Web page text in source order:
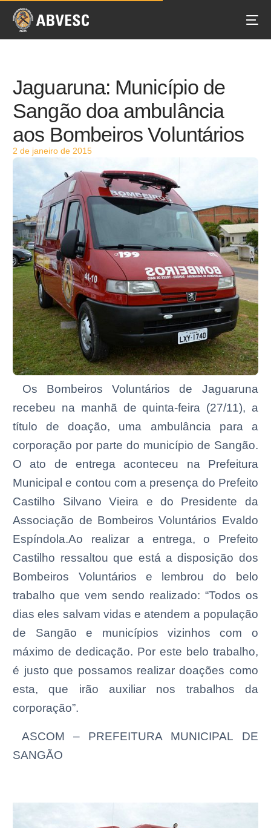
Jaguaruna: Município de
Sangão doa ambulância
aos Bombeiros Voluntários
2 de janeiro de 2015
Os Bombeiros Voluntários de Jaguaruna
recebeu na manhã de quinta-feira (27/11), a
título de doação, uma ambulância para a
corporação por parte do município de Sangão.
O ato de entrega aconteceu na Prefeitura
Municipal e contou com a presença do Prefeito
Castilho Silvano Vieira e do Presidente da
Associação de Bombeiros Voluntários Evaldo
Espíndola.Ao realizar a entrega, o Prefeito
Castilho ressaltou que está a disposição dos
Bombeiros Voluntários e lembrou do belo
trabalho que vem sendo realizado: “Todos os
dias eles salvam vidas e atendem a população
de Sangão e municípios vizinhos com o
máximo de dedicação. Por este belo trabalho,
é justo que possamos realizar doações como
esta, que irão auxiliar nos trabalhos da
corporação”.
ASCOM – PREFEITURA MUNICIPAL DE
SANGÃO